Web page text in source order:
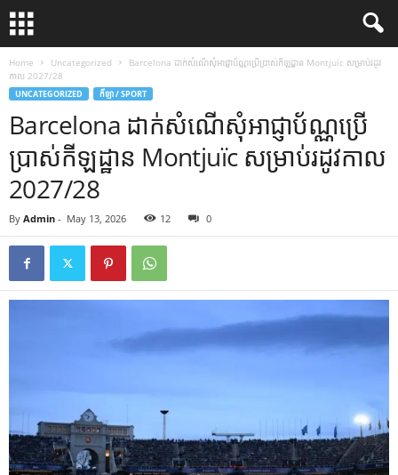
Home Uncategorized
Barcelona ដាក់សំណើសុំអាជ្ញាប័ណ្ណប្រើប្រាស់កីឡដ្ឋាន Montjuïc សម្រាប់រដូវ
កាល 2027/28
UNCATEGORIZED កីឡា / SPORT
Barcelona ដាក់សំណើសុំអាជ្ញាប័ណ្ណប្រើ
ប្រាស់កីឡដ្ឋាន Montjuïc សម្រាប់រដូវកាល
2027/28
By Admin - May 13, 2026 12 0